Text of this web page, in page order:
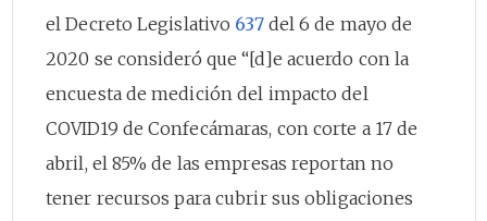
el Decreto Legislativo 637del 6 de mayo de
2020 se consideró que “[d]e acuerdo con la
encuesta de medición del impacto del
COVID19 de Confecámaras, con corte a 17 de
abril, el 85% de las empresas reportan no
tener recursos para cubrir sus obligaciones